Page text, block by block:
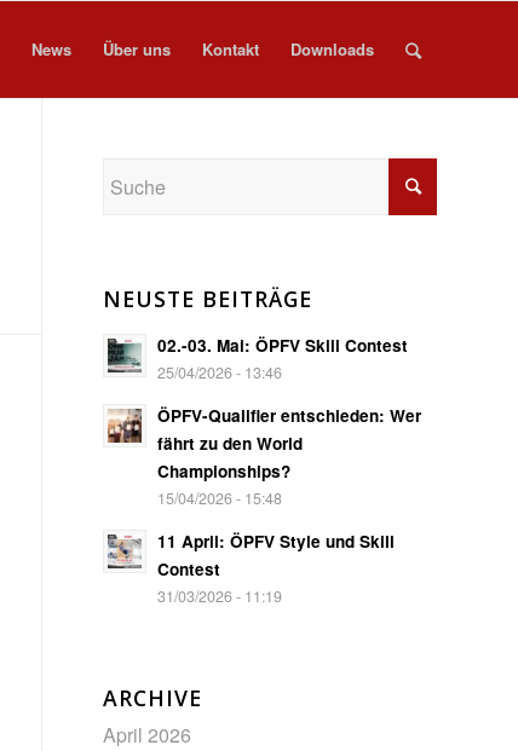
News Über uns Kontakt Downloads
NEUSTE BEITRÄGE
02.-03. Mai: ÖPFV Skill Contest
25/04/2026 - 13:46
ÖPFV-Qualifier entschieden: Wer
fährt zu den World
Championships?
15/04/2026 - 15:48
11 April: ÖPFV Style und Skill
Contest
31/03/2026 - 11:19
ARCHIVE
April 2026